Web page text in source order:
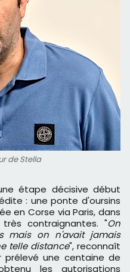
de Stella
: une ponte d'oursins
en Corse via Paris, dans
contraignantes. "On
mais on n'avait jamais
telle distance", reconnaît
prélevé une centaine de
les autorisations